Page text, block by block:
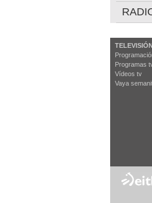
Programas
Vídeos tv
Vaya